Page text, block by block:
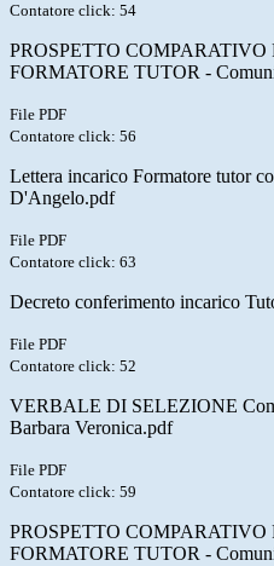
Contatore click: 54
PROSPETTO
FORMATORE TUTOR -
File PDF
Contatore click: 56
Lettera incarico Formatore tutor
D'Angelo.pdf
File PDF
Contatore click: 63
Decreto conferimento incarico
File PDF
Contatore click: 52
VERBALE DI SELEZIONE
Barbara Veronica.pdf
File PDF
Contatore click: 59
PROSPETTO
FORMATORE TUTOR -